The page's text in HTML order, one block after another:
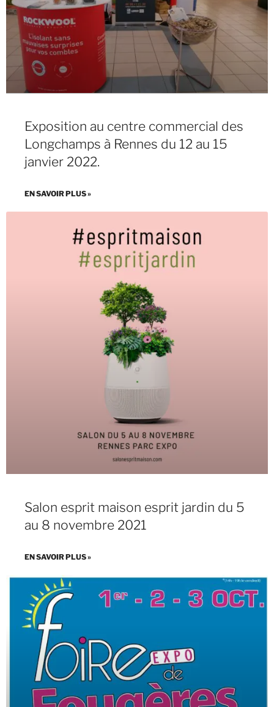
Exposition au centre commercial des
Longchamps à Rennes du 12 au 15
janvier 2022.
EN SAVOIR PLUS »
Salon esprit maison esprit jardin du 5
au 8 novembre 2021
EN SAVOIR PLUS »